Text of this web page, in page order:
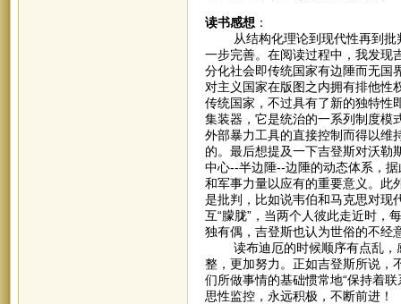
读书感想 ：
从结构化理论到现代性再到批判
一步完善。在阅读过程中，我发现
分化社会即传统国家有边陲而无国
对主义国家在版图之内拥有排他性
传统国家，不过具有了新的独特性
集装器，它是统治的一系列制度模
外部暴力工具的直接控制而得以维
的。最后想提及一下吉登斯对沃勒
中心--半边陲--边陲的动态体系，
和军事力量以应有的重要意义。此
是批判，比如说韦伯和马克思对现
互“朦胧”，当两个人彼此走近时，
独有偶，吉登斯也认为世俗的不经
读布迪厄的时候顺序有点乱，感
整，更加努力。正如吉登斯所说，
们所做事情的基础惯常地“保持着
思性监控，永远积极，不断前进！